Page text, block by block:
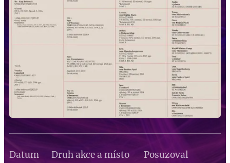
Datum Druh akce a místo Posuzoval